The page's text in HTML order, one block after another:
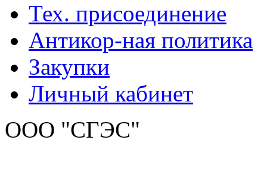
Тех. присоединение
Антикор-ная политика
Закупки
Личный кабинет
ООО "СГЭС"